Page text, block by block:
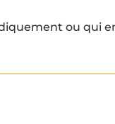
ou qui